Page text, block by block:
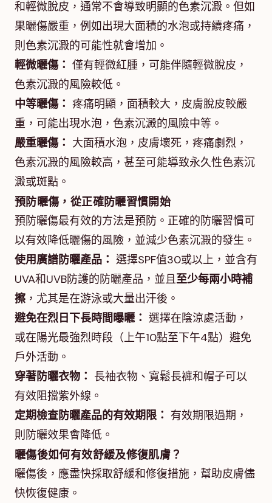
和輕微脫皮，通常不會導致明顯的色素沉澱。但如
果曬傷嚴重，例如出現大面積的水泡或持續疼痛，
則色素沉澱的可能性就會增加。
輕微曬傷： 僅有輕微紅腫，可能伴隨輕微脫皮，
色素沉澱的風險較低。
中等曬傷： 疼痛明顯，面積較大，皮膚脫皮較嚴
重，可能出現水泡，色素沉澱的風險中等。
嚴重曬傷： 大面積水泡，皮膚壞死，疼痛劇烈，
色素沉澱的風險較高，甚至可能導致永久性色素沉
澱或斑點。
預防曬傷，從正確防曬習慣開始
預防曬傷最有效的方法是預防。正確的防曬習慣可
以有效降低曬傷的風險，並減少色素沉澱的發生。
使用廣譜防曬產品： 選擇SPF值30或以上，並含有
UVA和UVB防護的防曬產品，並且至少每兩小時補
擦，尤其是在游泳或大量出汗後。
避免在烈日下長時間曝曬： 選擇在陰涼處活動，
或在陽光最強烈時段（上午10點至下午4點）避免
戶外活動。
穿著防曬衣物： 長袖衣物、寬鬆長褲和帽子可以
有效阻擋紫外線。
定期檢查防曬產品的有效期限： 有效期限過期，
則防曬效果會降低。
曬傷後如何有效舒緩及修復肌膚？
曬傷後，應盡快採取舒緩和修復措施，幫助皮膚儘
快恢復健康。